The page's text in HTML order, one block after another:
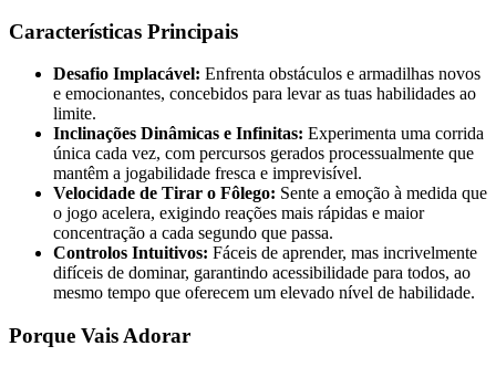
Características Principais
Desafio Implacável: Enfrenta obstáculos e armadilhas novos
e emocionantes, concebidos para levar as tuas habilidades ao
limite.
Inclinações Dinâmicas e Infinitas: Experimenta uma corrida
única cada vez, com percursos gerados processualmente que
mantêm a jogabilidade fresca e imprevisível.
Velocidade de Tirar o Fôlego: Sente a emoção à medida que
o jogo acelera, exigindo reações mais rápidas e maior
concentração a cada segundo que passa.
Controlos Intuitivos: Fáceis de aprender, mas incrivelmente
difíceis de dominar, garantindo acessibilidade para todos, ao
mesmo tempo que oferecem um elevado nível de habilidade.
Porque Vais Adorar